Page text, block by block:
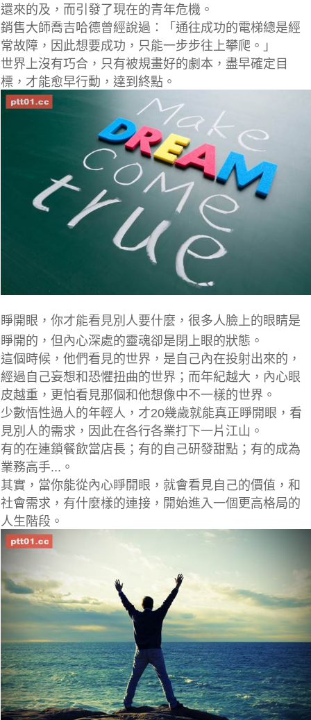
還來的及，而引發了現在的青年危機。
銷售大師喬吉哈德曾經說過：「通往成功的電梯總是經
常故障，因此想要成功，只能一步步往上攀爬。」
世界上沒有巧合，只有被規畫好的劇本，盡早確定目
標，才能愈早行動，達到終點。
睜開眼， 你才能看見別人要什麼，很多人臉上的眼睛是
睜開的，但內心深處的靈魂卻是閉上眼的狀態。
這個時候，他們看見的世界，是自己內在投射出來的，
經過自己妄想和恐懼扭曲的世界；而年紀越大，內心眼
皮越重，更怕看見那個和他想像中不一樣的世界。
少數悟性過人的年輕人，才20幾歲就能真正睜開眼，看
見別人的需求，因此在各行各業打下一片江山。
有的在連鎖餐飲當店長；有的自己研發甜點；有的成為
業務高手...。
其實，當你能從內心睜開眼，就會看見自己的價值，和
社會需求，有什麼樣的連接，開始進入一個更高格局的
人生階段。